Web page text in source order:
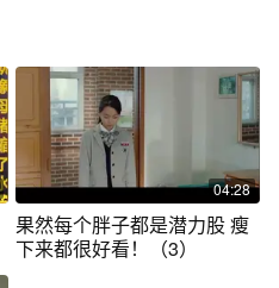
04:28
果然每个胖子都是潜力股 瘦
下来都很好看！（3）